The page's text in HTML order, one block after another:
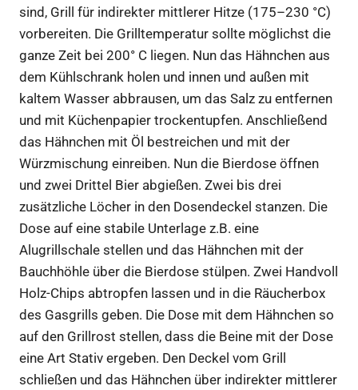
sind, Grill für indirekter mittlerer Hitze (175–230 °C)
vorbereiten. Die Grilltemperatur sollte möglichst die
ganze Zeit bei 200° C liegen. Nun das Hähnchen aus
dem Kühlschrank holen und innen und außen mit
kaltem Wasser abbrausen, um das Salz zu entfernen
und mit Küchenpapier trockentupfen. Anschließend
das Hähnchen mit Öl bestreichen und mit der
Würzmischung einreiben. Nun die Bierdose öffnen
und zwei Drittel Bier abgießen. Zwei bis drei
zusätzliche Löcher in den Dosendeckel stanzen. Die
Dose auf eine stabile Unterlage z.B. eine
Alugrillschale stellen und das Hähnchen mit der
Bauchhöhle über die Bierdose stülpen. Zwei Handvoll
Holz-Chips abtropfen lassen und in die Räucherbox
des Gasgrills geben. Die Dose mit dem Hähnchen so
auf den Grillrost stellen, dass die Beine mit der Dose
eine Art Stativ ergeben. Den Deckel vom Grill
schließen und das Hähnchen über indirekter mittlerer